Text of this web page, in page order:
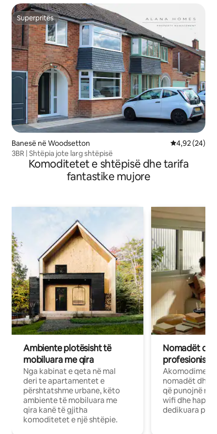
Superpritës
Superpritës
Banesë në Woodsetton Vlerësimi
4,92 (24)
3BR | Shtëpia jote larg shtëpisë
Komoditetet e shtëpisë dhe tarifa
fantastike mujore
Ambiente plotësisht të
mobiluara me qira
Nga kabinat e qeta në mal
deri te apartamentet e
përshtatshme urbane, këto
ambiente të mobiluara me
qira kanë të gjitha
komoditetet e një shtëpie.
Nomadët
Akomodime
nomadët dhe
që punojnë në
wifi dhe
dedikuara